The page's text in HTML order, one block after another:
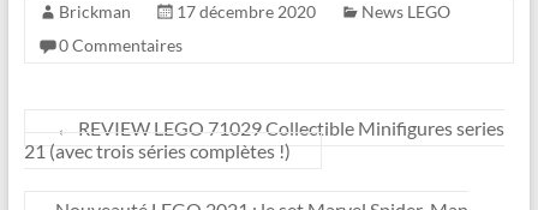
Brickman 17 décembre 2020
News LEGO
0 Commentaires
←
REVIEW LEGO 71029 Collectible Minifigures series
21 (avec trois séries complètes !)